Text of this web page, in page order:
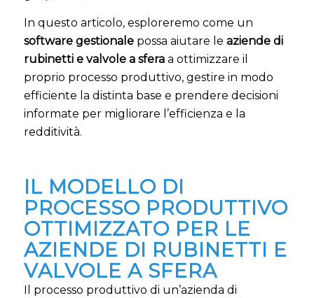
In questo articolo, esploreremo come un
software gestionalepossa aiutare le aziende di
rubinetti e valvole a sferaa ottimizzare il
proprio processo produttivo, gestire in modo
efficiente la distinta base e prendere decisioni
informate per migliorare l’efficienza e la
redditività.
IL MODELLO DI
PROCESSO PRODUTTIVO
OTTIMIZZATO PER LE
AZIENDE DI RUBINETTI E
VALVOLE A SFERA
Il processo produttivo di un’azienda di